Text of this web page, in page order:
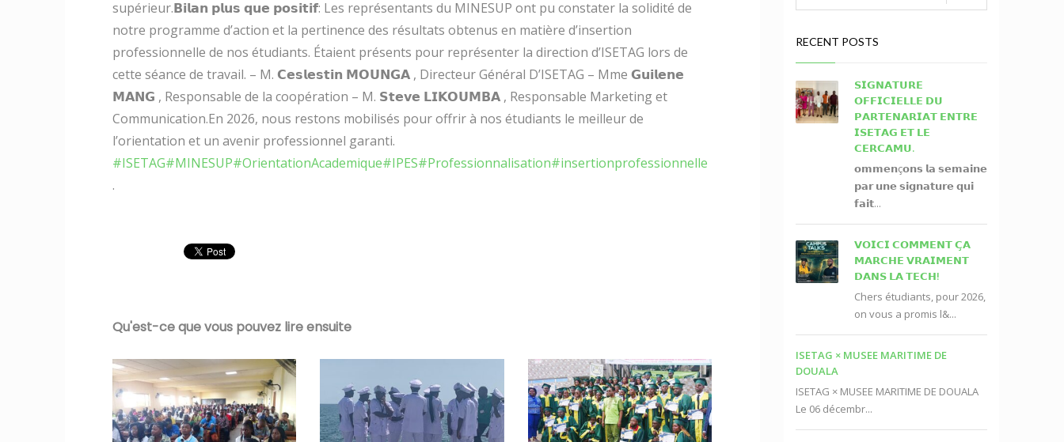
supérieur.𝗕𝗶𝗹𝗮𝗻 𝗽𝗹𝘂𝘀 𝗾𝘂𝗲 𝗽𝗼𝘀𝗶𝘁𝗶𝗳: Les représentants du MINESUP ont pu constater la solidité de
notre programme d’action et la pertinence des résultats obtenus en matière d’insertion
professionnelle de nos étudiants. Étaient présents pour représenter la direction d’ISETAG lors de
cette séance de travail. – M. 𝗖𝗲𝘀𝗹𝗲𝘀𝘁𝗶𝗻 𝗠𝗢𝗨𝗡𝗚𝗔 , Directeur Général D’ISETAG – Mme 𝗚𝘂𝗶𝗹𝗲𝗻𝗲
𝗠𝗔𝗡𝗚 , Responsable de la coopération – M. 𝗦𝘁𝗲𝘃𝗲 𝗟𝗜𝗞𝗢𝗨𝗠𝗕𝗔 , Responsable Marketing et
Communication.En 2026, nous restons mobilisés pour offrir à nos étudiants le meilleur de
l’orientation et un avenir professionnel garanti.
#ISETAG#MINESUP#OrientationAcademique#IPES#Professionnalisation#insertionprofessionnelle
.
Qu'est-ce que vous pouvez lire ensuite
RECENT POSTS
𝗦𝗜𝗚𝗡𝗔𝗧𝗨𝗥𝗘
𝗢𝗙𝗙𝗜𝗖𝗜𝗘𝗟𝗟𝗘 𝗗𝗨
𝗣𝗔𝗥𝗧𝗘𝗡𝗔𝗥𝗜𝗔𝗧 𝗘𝗡𝗧𝗥𝗘
𝗜𝗦𝗘𝗧𝗔𝗚 𝗘𝗧 𝗟𝗘
𝗖𝗘𝗥𝗖𝗔𝗠𝗨.
𝗼𝗺𝗺𝗲𝗻ç𝗼𝗻𝘀 𝗹𝗮 𝘀𝗲𝗺𝗮𝗶𝗻𝗲
𝗽𝗮𝗿 𝘂𝗻𝗲 𝘀𝗶𝗴𝗻𝗮𝘁𝘂𝗿𝗲 𝗾𝘂𝗶
𝗳𝗮𝗶𝘁...
𝗩𝗢𝗜𝗖𝗜 𝗖𝗢𝗠𝗠𝗘𝗡𝗧 𝗖̧𝗔
𝗠𝗔𝗥𝗖𝗛𝗘 𝗩𝗥𝗔𝗜𝗠𝗘𝗡𝗧
𝗗𝗔𝗡𝗦 𝗟𝗔 𝗧𝗘𝗖𝗛!
Chers étudiants, pour 2026,
on vous a promis l&...
ISETAG × MUSEE MARITIME DE
DOUALA
ISETAG × MUSEE MARITIME DE DOUALA
Le 06 décembr...